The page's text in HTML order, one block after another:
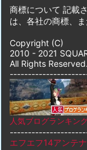
商標について 記載
は、各社の商標、ま
Copyright (C)
2010 - 2021
All Rights Reserved.
人気ブログランキン
エフエフ14アンテナ